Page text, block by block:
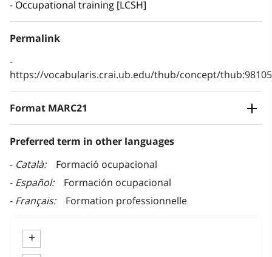
Occupational training [LCSH]
Permalink
https://vocabularis.crai.ub.edu/thub/concept/
Format MARC21
Preferred term in other languages
Català
Formació ocupacional
Español
Formación ocupacional
Français
Formation professionnelle
+